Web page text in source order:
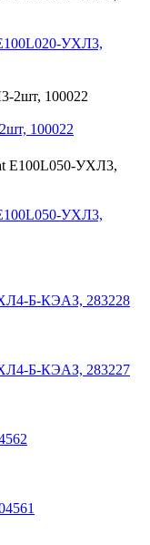
УХЛ3,
100022
УХЛ3,
Б-КЭАЗ, 283228
Б-КЭАЗ, 283227